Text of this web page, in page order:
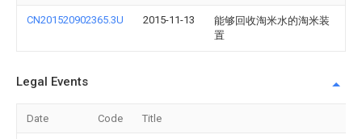
CN201520902365.3U 2015-11-13
能够回收淘米水的淘米装
置
Legal Events
Date Code Title